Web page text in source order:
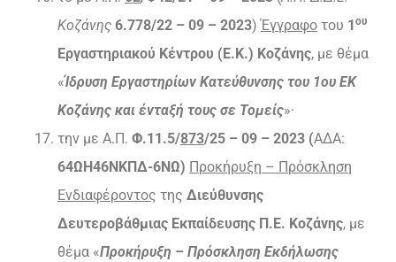
Κοζάνης 6.778/22 – 09 – 2023)Έγγραφο του 1ου
Εργαστηριακού Κέντρου (Ε.Κ.) Κοζάνης, με θέμα
«Ίδρυση Εργαστηρίων Κατεύθυνσης του 1ου ΕΚ
Κοζάνης και ένταξή τους σε Τομείς»·
την με Α.Π. Φ.11.5/873/25 – 09 – 2023 (ΑΔΑ:
64ΩΗ46ΝΚΠΔ-6ΝΩ) Προκήρυξη – Πρόσκληση
Ενδιαφέροντος της Διεύθυνσης
Δευτεροβάθμιας Εκπαίδευσης Π.Ε. Κοζάνης, με
θέμα «Προκήρυξη – Πρόσκληση Εκδήλωσης